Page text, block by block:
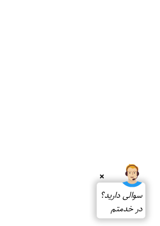
❌
سوالی دارید؟
در خدمتم